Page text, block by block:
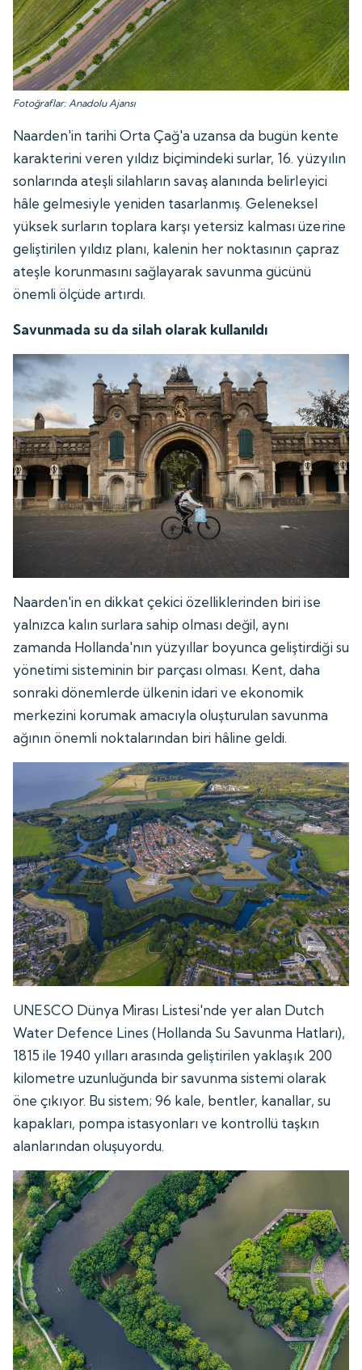
Fotoğraflar: Anadolu Ajansı
Naarden'in tarihi Orta Çağ'a uzansa da bugün kente
karakterini veren yıldız biçimindeki surlar, 16. yüzyılın
sonlarında ateşli silahların savaş alanında belirleyici
hâle gelmesiyle yeniden tasarlanmış. Geleneksel
yüksek surların toplara karşı yetersiz kalması üzerine
geliştirilen yıldız planı, kalenin her noktasının çapraz
ateşle korunmasını sağlayarak savunma gücünü
önemli ölçüde artırdı.
Savunmada su da silah olarak kullanıldı
Naarden'in en dikkat çekici özelliklerinden biri ise
yalnızca kalın surlara sahip olması değil, aynı
zamanda Hollanda'nın yüzyıllar boyunca geliştirdiği su
yönetimi sisteminin bir parçası olması. Kent, daha
sonraki dönemlerde ülkenin idari ve ekonomik
merkezini korumak amacıyla oluşturulan savunma
ağının önemli noktalarından biri hâline geldi.
UNESCO Dünya Mirası Listesi'nde yer alan Dutch
Water Defence Lines (Hollanda Su Savunma Hatları),
1815 ile 1940 yılları arasında geliştirilen yaklaşık 200
kilometre uzunluğunda bir savunma sistemi olarak
öne çıkıyor. Bu sistem; 96 kale, bentler, kanallar, su
kapakları, pompa istasyonları ve kontrollü taşkın
alanlarından oluşuyordu.